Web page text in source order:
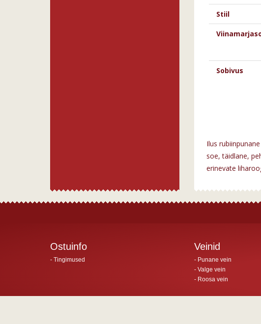
Stiil
Sobivus
Ilus
soe, täidlane,
erinevate
Ostuinfo
Tingimused
Veinid
Punane vein
Valge vein
Roosa vein